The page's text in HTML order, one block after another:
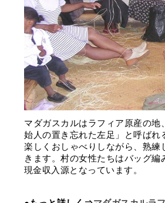
マダガスカルはラフィア原産の
始人の置き忘れた左足」と呼ば
楽しくおしゃべりしながら、熟
きます。村の女性たちはバッグ
現金収入源となっています。